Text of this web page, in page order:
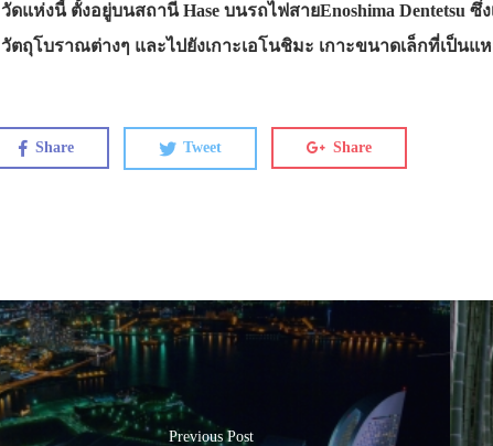
วัดแห่งนี้ ตั้งอยู่บนสถานี Hase บนรถไฟสายEnoshima
วัตถุโบราณต่างๆ และไปยังเกาะเอโนชิมะ เกาะขนาดเล็กที่เป็น
Share Tweet Share
Previous Post